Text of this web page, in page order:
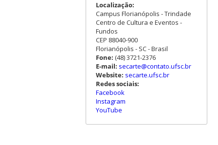
Localização:
Campus Florianópolis - Trindade
Centro de Cultura e Eventos -
Fundos
CEP 88040-900
Florianópolis - SC - Brasil
Fone: (48) 3721-2376
E-mail: secarte@contato.ufsc.br
Website: secarte.ufsc.br
Redes sociais:
Facebook
Instagram
YouTube